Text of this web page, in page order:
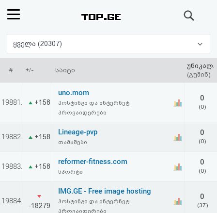
რეიტინგი
(მთავარი)
ფოსტა
პაროლის
ყველა (20307)
# +/- საიტი
უნიკალ.
(გუშინ)
19881. +158
uno.mom
ჰოსტინგი და ინტერნეტ
პროვაიდერები
0
(0)
19882. +158
Lineage-pvp
თამაშები
0
(0)
19883. +158
reformer-fitness.com
სპორტი
0
(0)
19884.
-18279
IMG.GE - Free image hosting
ჰოსტინგი და ინტერნეტ
პროვაიდერები
0
(37)